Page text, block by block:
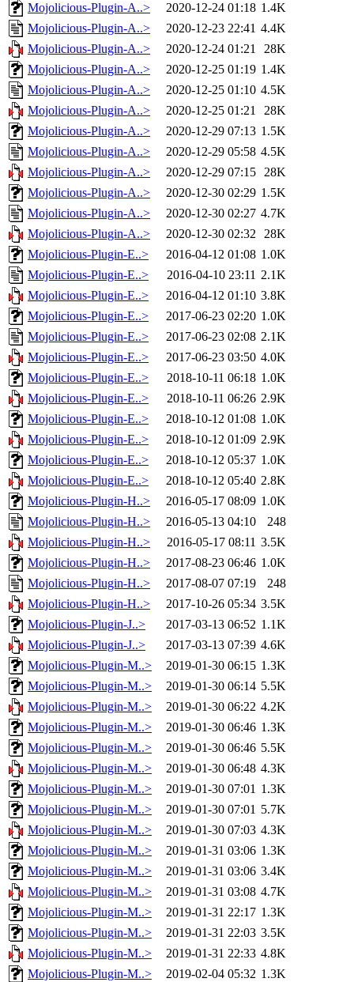
Mojolicious-Plugin-A..>
2020-12-24 01:18 1.4K
Mojolicious-Plugin-A..>
2020-12-23 22:41 4.4K
Mojolicious-Plugin-A..>
2020-12-24 01:21
28K
Mojolicious-Plugin-A..>
2020-12-25 01:19 1.4K
Mojolicious-Plugin-A..>
2020-12-25 01:10 4.5K
Mojolicious-Plugin-A..>
2020-12-25 01:21
28K
Mojolicious-Plugin-A..>
2020-12-29 07:13 1.5K
Mojolicious-Plugin-A..>
2020-12-29 05:58 4.5K
Mojolicious-Plugin-A..>
2020-12-29 07:15 28K
Mojolicious-Plugin-A..>
2020-12-30 02:29 1.5K
Mojolicious-Plugin-A..>
2020-12-30 02:27 4.7K
Mojolicious-Plugin-A..>
2020-12-30 02:32 28K
Mojolicious-Plugin-E..>
2016-04-12 01:08 1.0K
Mojolicious-Plugin-E..>
2016-04-10 23:11 2.1K
Mojolicious-Plugin-E..>
2016-04-12 01:10 3.8K
Mojolicious-Plugin-E..>
2017-06-23 02:20 1.0K
Mojolicious-Plugin-E..>
2017-06-23 02:08 2.1K
Mojolicious-Plugin-E..>
2017-06-23 03:50 4.0K
Mojolicious-Plugin-E..>
2018-10-11 06:18 1.0K
Mojolicious-Plugin-E..>
2018-10-11 06:26 2.9K
Mojolicious-Plugin-E..>
2018-10-12 01:08 1.0K
Mojolicious-Plugin-E..>
2018-10-12 01:09 2.9K
Mojolicious-Plugin-E..>
2018-10-12 05:37 1.0K
Mojolicious-Plugin-E..>
2018-10-12 05:40 2.8K
Mojolicious-Plugin-H..>
2016-05-17 08:09 1.0K
Mojolicious-Plugin-H..>
2016-05-13 04:10
248
Mojolicious-Plugin-H..>
2016-05-17 08:11 3.5K
Mojolicious-Plugin-H..>
2017-08-23 06:46 1.0K
Mojolicious-Plugin-H..>
2017-08-07 07:19
248
Mojolicious-Plugin-H..>
2017-10-26 05:34 3.5K
Mojolicious-Plugin-J..>
2017-03-13 06:52 1.1K
Mojolicious-Plugin-J..>
2017-03-13 07:39 4.6K
Mojolicious-Plugin-M..>
2019-01-30 06:15 1.3K
Mojolicious-Plugin-M..>
2019-01-30 06:14 5.5K
Mojolicious-Plugin-M..>
2019-01-30 06:22 4.2K
Mojolicious-Plugin-M..>
2019-01-30 06:46 1.3K
Mojolicious-Plugin-M..>
2019-01-30 06:46 5.5K
Mojolicious-Plugin-M..>
2019-01-30 06:48 4.3K
Mojolicious-Plugin-M..>
2019-01-30 07:01 1.3K
Mojolicious-Plugin-M..>
2019-01-30 07:01 5.7K
Mojolicious-Plugin-M..>
2019-01-30 07:03 4.3K
Mojolicious-Plugin-M..>
2019-01-31 03:06 1.3K
Mojolicious-Plugin-M..>
2019-01-31 03:06 3.4K
Mojolicious-Plugin-M..>
2019-01-31 03:08 4.7K
Mojolicious-Plugin-M..>
2019-01-31 22:17 1.3K
Mojolicious-Plugin-M..>
2019-01-31 22:03 3.5K
Mojolicious-Plugin-M..>
2019-01-31 22:33 4.8K
Mojolicious-Plugin-M..>
2019-02-04 05:32 1.3K